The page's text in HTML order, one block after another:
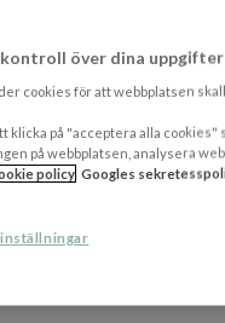
kontroll över dina uppgifter
cookies för att webbplatsen
klicka på "acceptera alla
på webbplatsen, analysera
policy Googles